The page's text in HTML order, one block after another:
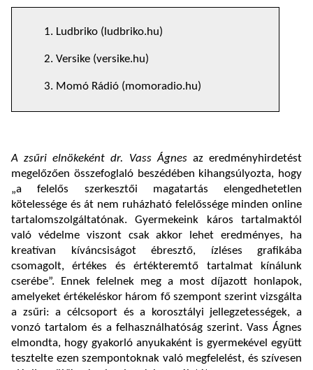
1. Ludbriko (ludbriko.hu)
2. Versike (versike.hu)
3. Momó Rádió (momoradio.hu)
A zsűri elnökeként dr. Vass Ágnesaz eredményhirdetést
megelőzően összefoglaló beszédében kihangsúlyozta, hogy
„a felelős szerkesztői magatartás elengedhetetlen
kötelessége és át nem ruházható felelőssége minden online
tartalomszolgáltatónak. Gyermekeink káros tartalmaktól
való védelme viszont csak akkor lehet eredményes, ha
kreatívan kíváncsiságot ébresztő, ízléses grafikába
csomagolt, értékes és értékteremtő tartalmat kínálunk
cserébe”. Ennek felelnek meg a most díjazott honlapok,
amelyeket értékeléskor három fő szempont szerint vizsgálta
a zsűri: a célcsoport és a korosztályi jellegzetességek, a
vonzó tartalom és a felhasználhatóság szerint. Vass Ágnes
elmondta, hogy gyakorló anyukaként is gyermekével együtt
tesztelte ezen szempontoknak való megfelelést, és szívesen